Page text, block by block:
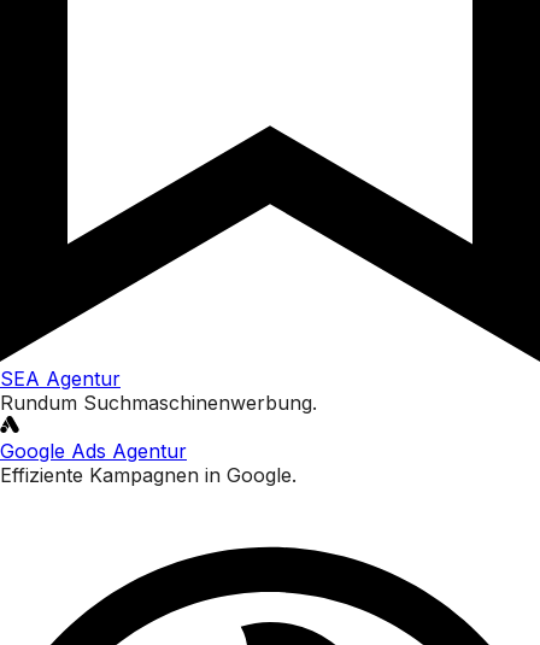
SEA Agentur
Rundum Suchmaschinenwerbung.
Google Ads Agentur
Effiziente Kampagnen in Google.